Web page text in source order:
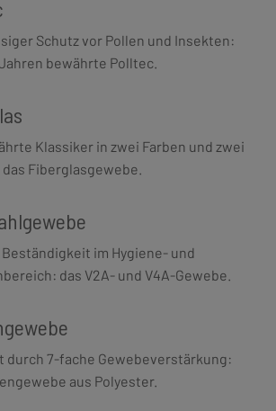
Schutz vor Pollen und Insekten:
bewährte Polltec.
Klassiker in zwei Farben und zwei
Fiberglasgewebe.
im Hygiene- und
das V2A- und V4A-Gewebe.
durch 7-fache Gewebeverstärkung:
aus Polyester.